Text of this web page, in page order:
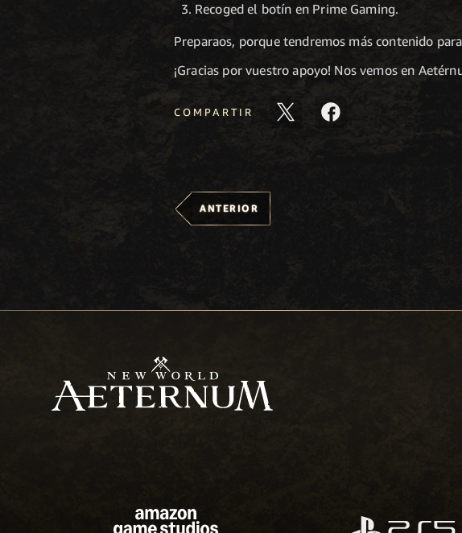
Recoged el botín en Prime Gaming.
Preparaos, porque tendremos más contenido
¡Gracias por vuestro apoyo! Nos vemos en
COMPARTIR
ANTERIOR